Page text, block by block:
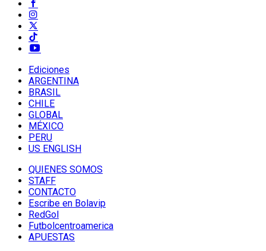
Ediciones
ARGENTINA
BRASIL
CHILE
GLOBAL
MÉXICO
PERU
US ENGLISH
QUIENES SOMOS
STAFF
CONTACTO
Escribe en Bolavip
RedGol
Futbolcentroamerica
APUESTAS